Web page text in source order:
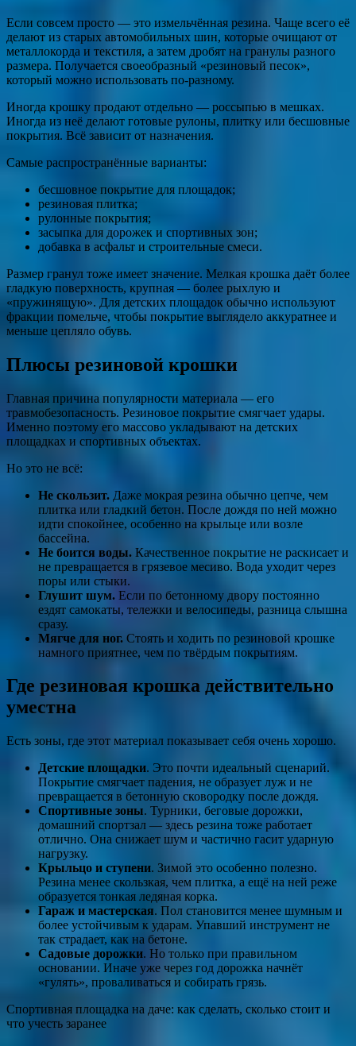
Если совсем просто — это измельчённая резина. Чаще всего её
делают из старых автомобильных шин, которые очищают от
металлокорда и текстиля, а затем дробят на гранулы разного
размера. Получается своеобразный «резиновый песок»,
который можно использовать по-разному.
Иногда крошку продают отдельно — россыпью в мешках.
Иногда из неё делают готовые рулоны, плитку или бесшовные
покрытия. Всё зависит от назначения.
Самые распространённые варианты:
бесшовное покрытие для площадок;
резиновая плитка;
рулонные покрытия;
засыпка для дорожек и спортивных зон;
добавка в асфальт и строительные смеси.
Размер гранул тоже имеет значение. Мелкая крошка даёт более
гладкую поверхность, крупная — более рыхлую и
«пружинящую». Для детских площадок обычно используют
фракции помельче, чтобы покрытие выглядело аккуратнее и
меньше цепляло обувь.
Плюсы резиновой крошки
Главная причина популярности материала — его
травмобезопасность. Резиновое покрытие смягчает удары.
Именно поэтому его массово укладывают на детских
площадках и спортивных объектах.
Но это не всё:
Не скользит. Даже мокрая резина обычно цепче, чем
плитка или гладкий бетон. После дождя по ней можно
идти спокойнее, особенно на крыльце или возле
бассейна.
Не боится воды. Качественное покрытие не раскисает и
не превращается в грязевое месиво. Вода уходит через
поры или стыки.
Глушит шум. Если по бетонному двору постоянно
ездят самокаты, тележки и велосипеды, разница слышна
сразу.
Мягче для ног. Стоять и ходить по резиновой крошке
намного приятнее, чем по твёрдым покрытиям.
Где резиновая крошка действительно
уместна
Есть зоны, где этот материал показывает себя очень хорошо.
Детские площадки. Это почти идеальный сценарий.
Покрытие смягчает падения, не образует луж и не
превращается в бетонную сковородку после дождя.
Спортивные зоны. Турники, беговые дорожки,
домашний спортзал — здесь резина тоже работает
отлично. Она снижает шум и частично гасит ударную
нагрузку.
Крыльцо и ступени. Зимой это особенно полезно.
Резина менее скользкая, чем плитка, а ещё на ней реже
образуется тонкая ледяная корка.
Гараж и мастерская. Пол становится менее шумным и
более устойчивым к ударам. Упавший инструмент не
так страдает, как на бетоне.
Садовые дорожки. Но только при правильном
основании. Иначе уже через год дорожка начнёт
«гулять», проваливаться и собирать грязь.
Спортивная площадка на даче: как сделать, сколько стоит и
что учесть заранее